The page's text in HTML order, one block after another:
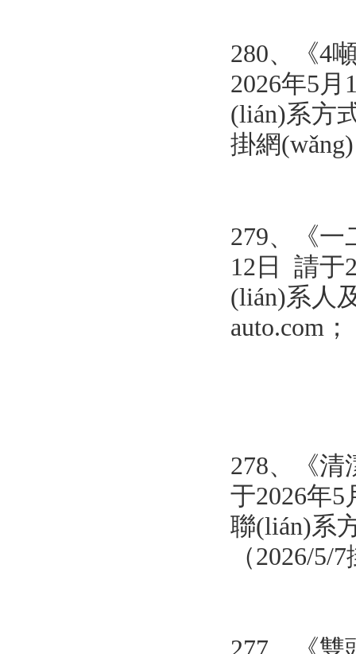
280、《4
2026年5
(lián)系方
掛網
279、《一
12日 請于
(lián)系人
auto.com
278、《
于2026年
聯(lián)系
（2026/5/